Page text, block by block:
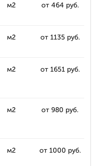
м2 от 464 руб.
м2 от 1135 руб.
м2 от 1651 руб.
м2 от 980 руб.
м2 от 1000 руб.